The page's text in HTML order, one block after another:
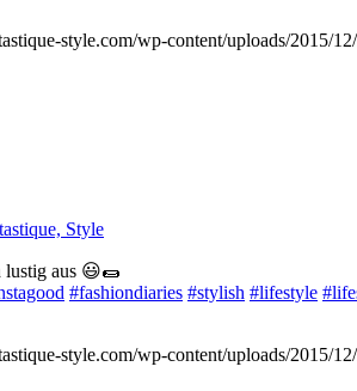
style.com/wp-content/uploads/2015/
lustig aus 😃🌯
#fashiondiaries #stylish #lifestyle
style.com/wp-content/uploads/2015/